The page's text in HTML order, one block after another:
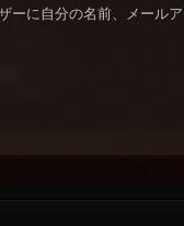
ーに自分の名前、メール